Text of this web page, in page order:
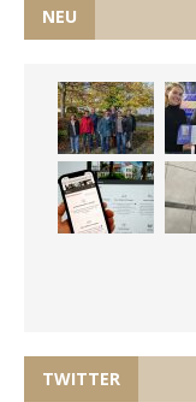
NEU
TWITTER